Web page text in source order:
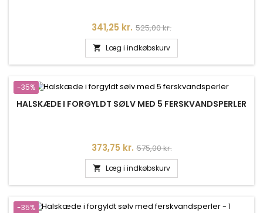
Pris
341,25 kr. Normalpris
525,00 kr.
 Læg i indkøbskurv
-35%
HALSKÆDE I FORGYLDT SØLV MED 5 FERSKVANDSPERLER
Pris
373,75 kr. Normalpris
575,00 kr.
 Læg i indkøbskurv
-35%